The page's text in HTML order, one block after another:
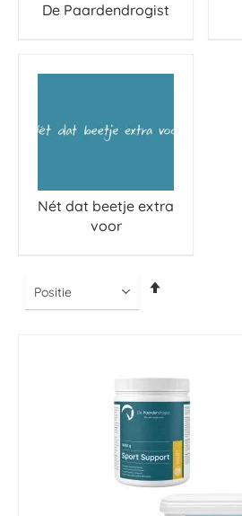
De Paardendrogist
Nét dat beetje extra
voor